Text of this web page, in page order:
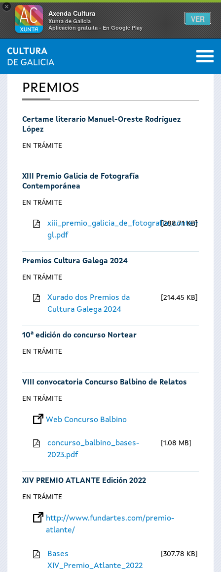
×
Axenda Cultura
Xunta de Galicia
Aplicación gratuíta - En Google Play
VER
Vostede
está
aquí
INICIO 0
PREMIOS
Certame literario Manuel-Oreste Rodríguez
López
EN TRÁMITE
XIII Premio Galicia de Fotografía
Contemporánea
EN TRÁMITE
gl.pdf
288.71 KB
Premios Cultura Galega 2024
EN TRÁMITE
Xurado dos Premios da
Cultura Galega 2024
214.45 KB
10ª edición do concurso Nortear
EN TRÁMITE
VIII convocatoria Concurso Balbino de Relatos
EN TRÁMITE
Web Concurso Balbino
concurso_balbino_bases-
2023.pdf
1.08 MB
XIV PREMIO ATLANTE Edición 2022
EN TRÁMITE
http://www.fundartes.com/premio-
atlante/
Bases
XIV_Premio_Atlante_2022
307.78 KB